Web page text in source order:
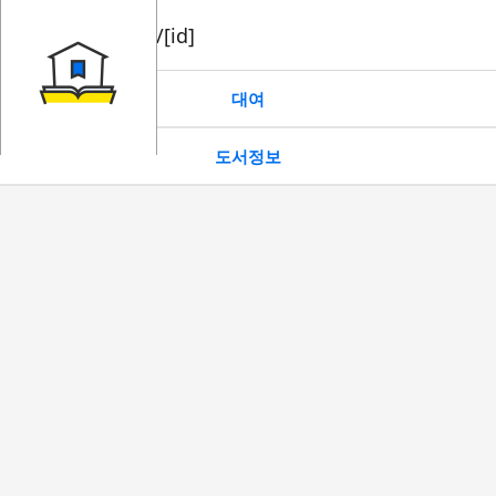
book/rent/[id]
대여
도서정보